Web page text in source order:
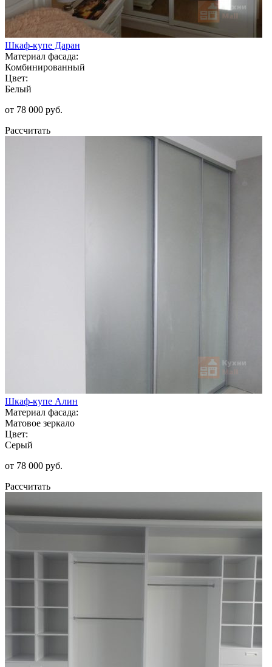
Шкаф-купе Даран
Материал фасада:
Комбинированный
Цвет:
Белый
от 78 000 руб.
Рассчитать
Шкаф-купе Алин
Материал фасада:
Матовое зеркало
Цвет:
Серый
от 78 000 руб.
Рассчитать